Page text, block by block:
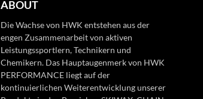
ABOUT
Die Wachse von HWK entstehen aus der
engen Zusammenarbeit von aktiven
Leistungssportlern, Technikern und
Chemikern. Das Hauptaugenmerk von HWK
PERFORMANCE liegt auf der
kontinuierlichen Weiterentwicklung unserer